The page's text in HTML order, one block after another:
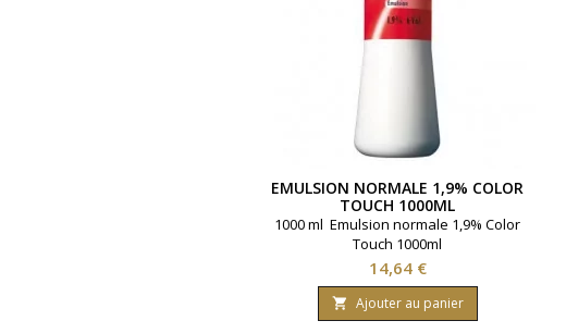
EMULSION NORMALE 1,9% COLOR
TOUCH 1000ML
1000 ml Emulsion normale 1,9% Color
Touch 1000ml
Prix
14,64 €
 Ajouter au panier